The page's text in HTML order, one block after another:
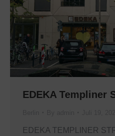
EDEKA Templiner
EDEKA TEMPLINER